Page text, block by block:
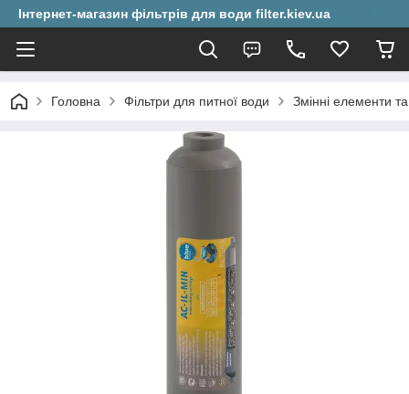
Інтернет-магазин фільтрів для води filter.kiev.ua
Головна Фільтри для питної води Змінні елементи